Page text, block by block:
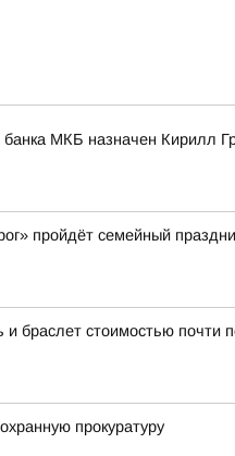
МКБ назначен Кирилл
пройдёт семейный
и браслет стоимостью почти
прокуратуру